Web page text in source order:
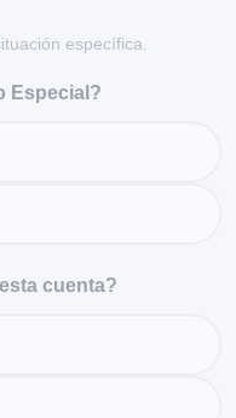
específica.
Especial?
cuenta?